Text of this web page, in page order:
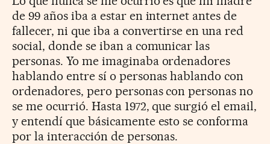
de 99 años iba a estar en internet antes de
fallecer, ni que iba a convertirse en una red
social, donde se iban a comunicar las
personas. Yo me imaginaba ordenadores
hablando entre sí o personas hablando con
ordenadores, pero personas con personas no
se me ocurrió. Hasta 1972, que surgió el email,
y entendí que básicamente esto se conforma
por la interacción de personas.